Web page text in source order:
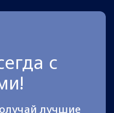
с
лучшие